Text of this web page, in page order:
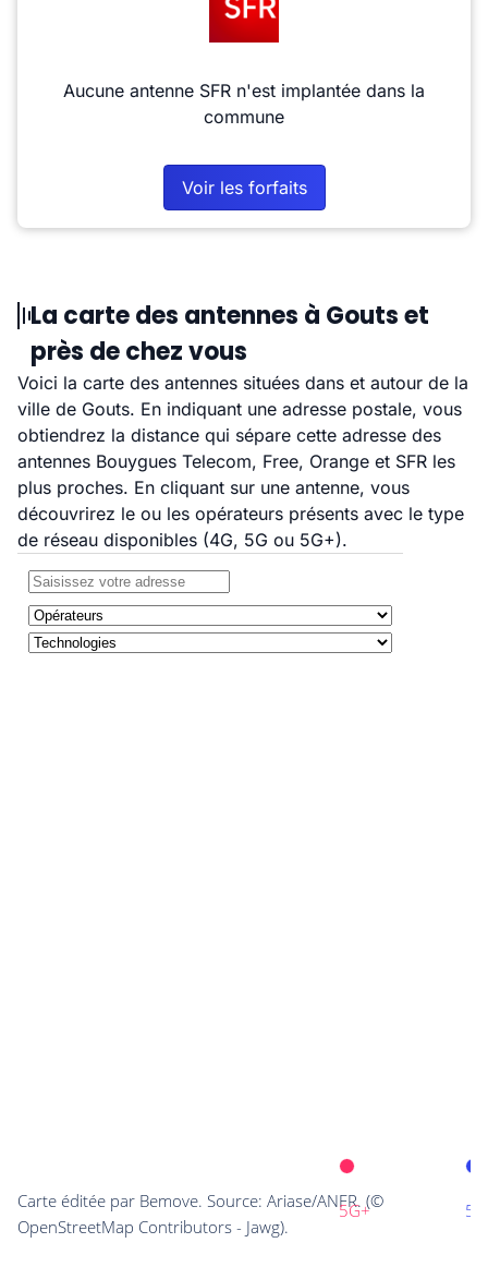
Aucune antenne SFR n'est implantée dans la
commune
Voir les forfaits
La carte des antennes à Gouts et
près de chez vous
Voici la carte des antennes situées dans et autour de la
ville de Gouts. En indiquant une adresse postale, vous
obtiendrez la distance qui sépare cette adresse des
antennes Bouygues Telecom, Free, Orange et SFR les
plus proches. En cliquant sur une antenne, vous
découvrirez le ou les opérateurs présents avec le type
de réseau disponibles (4G, 5G ou 5G+).